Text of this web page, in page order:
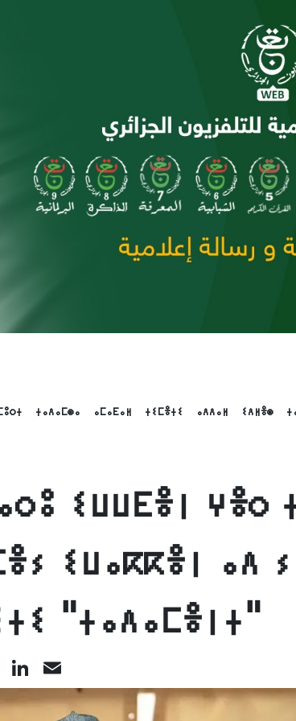
ⵜⴰⴷⴰⵎⵙⴰ ⴰⵎⴰⴹⴰⵍ ⵜⵉⵎⴻⵜⵉ ⴰⴷⴷⴰⵍ ⵉⴷⵍⴻⵙ
ⵉⵡⵡⴹⴻⵏ ⵖⴻⵔ
ⵉⵡⴰⴽⴽⴻⵏ ⴰⴷ
"ⵜⴰⴷⴰⵎⴻⵏⵜ"
LinkedIn